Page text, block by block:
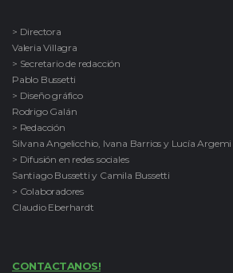
> Directora
Valeria Villagra
> Secretario de redacción
Pablo Bussetti
> Diseño gráfico
Rodrigo Galán
> Redacción
Silvana Angelicchio, Ivana Barrios y Lucía Argemi
> Difusión en redes sociales
Santiago Bussetti y Camila Bussetti
> Colaboradores
Claudio Eberhardt
CONTACTANOS!